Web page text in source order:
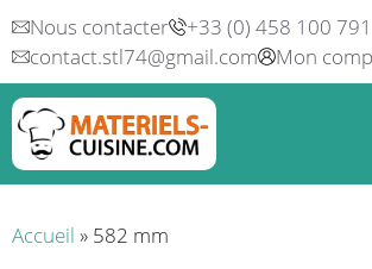
Aller
au
contenu
Nous contacter
+33 (0) 458 100 791
contact.stl74@gmail.com
Mon
Accueil » 582 mm